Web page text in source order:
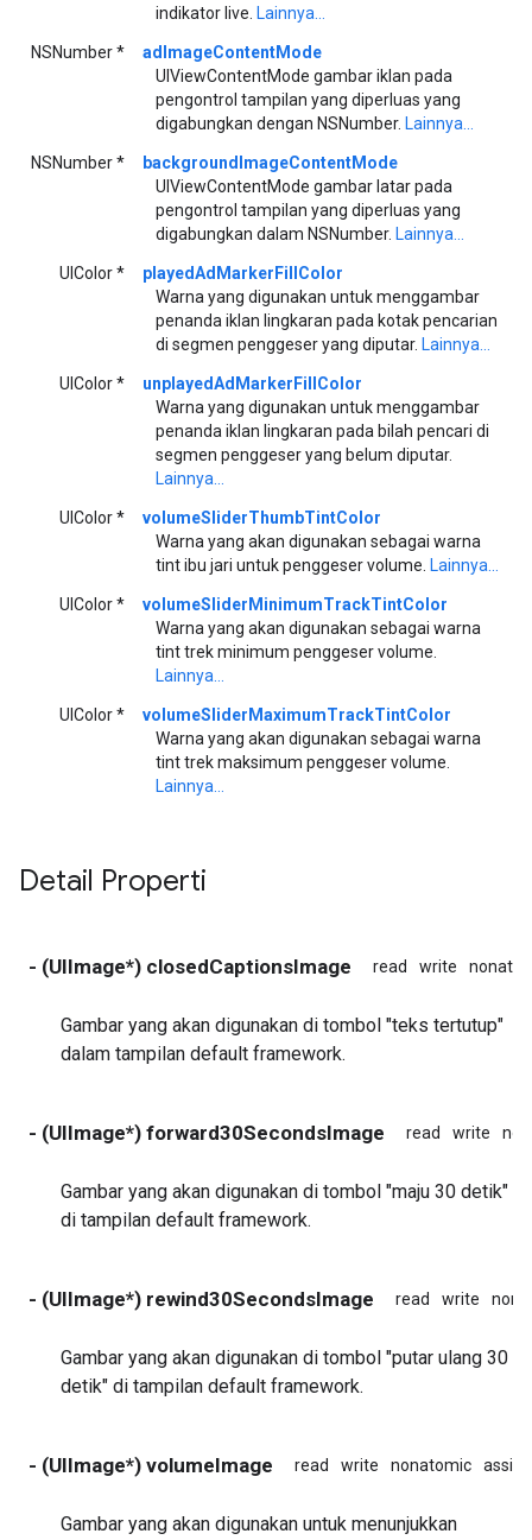
indikator live. Lainnya...
NSNumber *
adImageContentMode
UIViewContentMode gambar iklan pada
pengontrol tampilan yang diperluas yang
digabungkan dengan NSNumber. Lainnya...
NSNumber *
backgroundImageContentMode
UIViewContentMode gambar latar pada
pengontrol tampilan yang diperluas yang
digabungkan dalam NSNumber. Lainnya...
UIColor *
playedAdMarkerFillColor
Warna yang digunakan untuk menggambar
penanda iklan lingkaran pada kotak pencarian
di segmen penggeser yang diputar. Lainnya...
UIColor *
unplayedAdMarkerFillColor
Warna yang digunakan untuk menggambar
penanda iklan lingkaran pada bilah pencari di
segmen penggeser yang belum diputar.
Lainnya...
UIColor *
volumeSliderThumbTintColor
Warna yang akan digunakan sebagai warna
tint ibu jari untuk penggeser volume. Lainnya...
UIColor *
volumeSliderMinimumTrackTintColor
Warna yang akan digunakan sebagai warna
tint trek minimum penggeser volume.
Lainnya...
UIColor *
volumeSliderMaximumTrackTintColor
Warna yang akan digunakan sebagai warna
tint trek maksimum penggeser volume.
Lainnya...
Detail Properti
- (UIImage*) closedCaptionsImage read write
Gambar yang akan digunakan di tombol "teks tertutup"
dalam tampilan default framework.
- (UIImage*) forward30SecondsImage read write
Gambar yang akan digunakan di tombol "maju 30 detik"
di tampilan default framework.
- (UIImage*) rewind30SecondsImage read write
Gambar yang akan digunakan di tombol "putar ulang 30
detik" di tampilan default framework.
- (UIImage*) volumeImage read write nonatomic assign
Gambar yang akan digunakan untuk menunjukkan